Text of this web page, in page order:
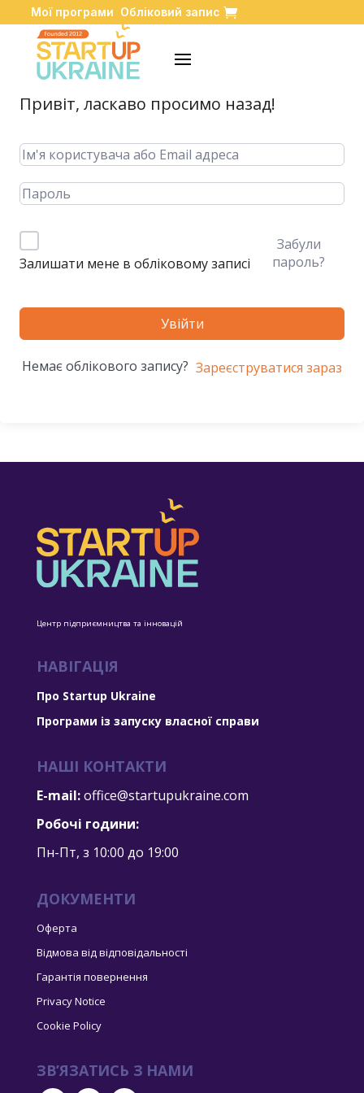
Мої програми Обліковий запис
Привіт, ласкаво просимо назад!
Залишати мене в обліковому записі
Забули
пароль?
Увійти
Немає облікового запису? Зареєструватися зараз
Центр підприємництва та інновацій
НАВІГАЦІЯ
Про Startup Ukraine
Програми із запуску власної справи
НАШІ КОНТАКТИ
E-mail:office@startupukraine.com
Робочі години:
Пн-Пт, з 10:00 дo 19:00
ДОКУМЕНТИ
Оферта
Відмова від відповідальності
Гарантія повернення
Privacy Notice
Cookie Policy
ЗВ’ЯЗАТИСЬ З НАМИ